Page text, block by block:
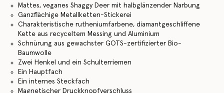
Mattes, veganes Shaggy Deer mit halbglänzender Narbung
Ganzflächige Metallketten-Stickerei
Charakteristische rutheniumfarbene, diamantgeschliffene
Kette aus recyceltem Messing und Aluminium
Schnürung aus gewachster GOTS-zertifizierter Bio-
Baumwolle
Zwei Henkel und ein Schulterriemen
Ein Hauptfach
Ein internes Steckfach
Magnetischer Druckknopfverschluss